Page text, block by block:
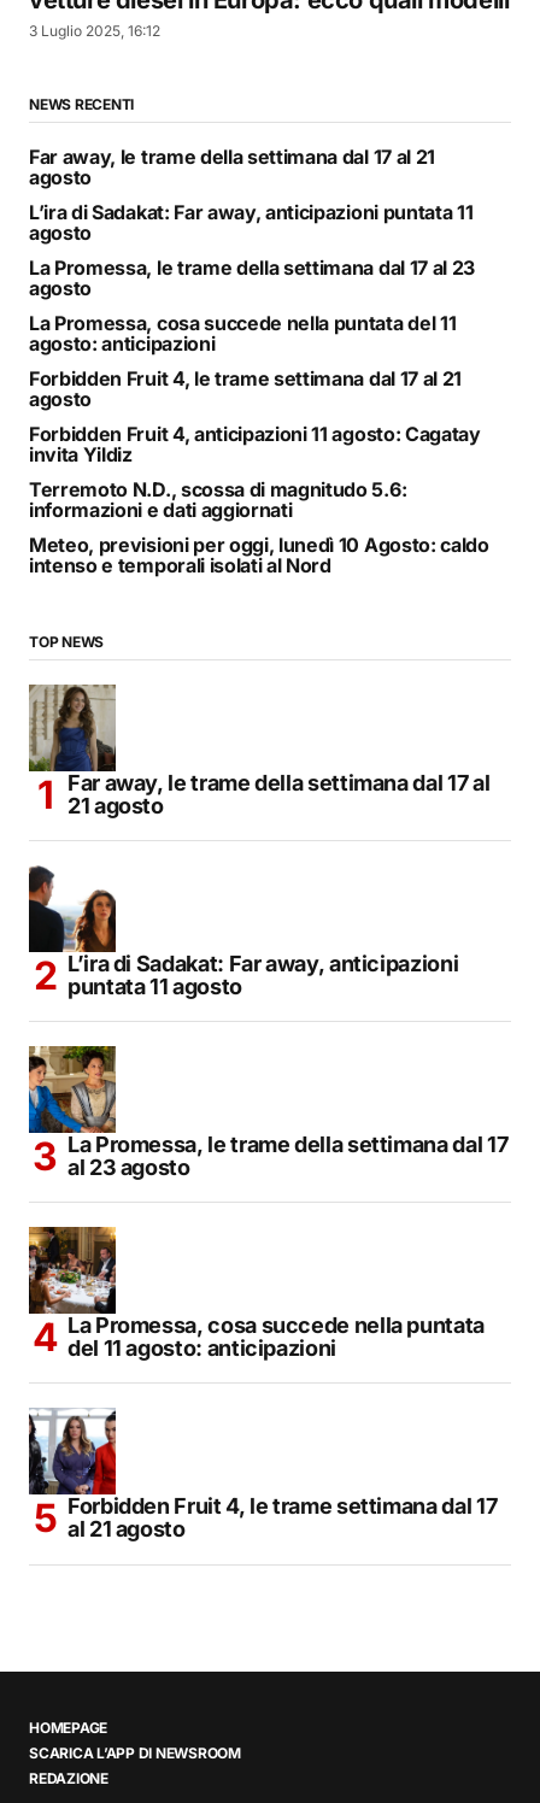
3 Luglio 2025, 16:12
NEWS RECENTI
Far away, le trame della settimana dal 17 al 21
agosto
L’ira di Sadakat: Far away, anticipazioni puntata 11
agosto
La Promessa, le trame della settimana dal 17 al 23
agosto
La Promessa, cosa succede nella puntata del 11
agosto: anticipazioni
Forbidden Fruit 4, le trame settimana dal 17 al 21
agosto
Forbidden Fruit 4, anticipazioni 11 agosto: Cagatay
invita Yildiz
Terremoto N.D., scossa di magnitudo 5.6:
informazioni e dati aggiornati
Meteo, previsioni per oggi, lunedì 10 Agosto: caldo
intenso e temporali isolati al Nord
TOP NEWS
Far away, le trame della settimana dal 17 al
21 agosto
L’ira di Sadakat: Far away, anticipazioni
puntata 11 agosto
La Promessa, le trame della settimana dal 17
al 23 agosto
La Promessa, cosa succede nella puntata
del 11 agosto: anticipazioni
Forbidden Fruit 4, le trame settimana dal 17
al 21 agosto
HOMEPAGE
SCARICA L’APP DI NEWSROOM
REDAZIONE